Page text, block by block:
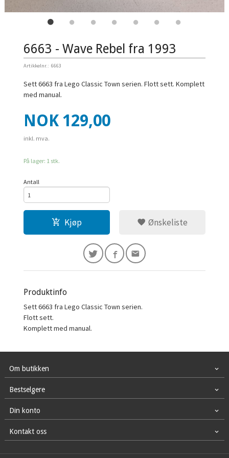
6663 - Wave Rebel fra 1993
Artikkelnr.: 6663
Sett 6663 fra Lego Classic Town serien. Flott sett. Komplett
med manual.
Pris
NOK 129,00
inkl. mva.
På lager: 1 stk.
Antall
Kjøp Ønskeliste
Produktinfo
Sett 6663 fra Lego Classic Town serien.
Flott sett.
Komplett med manual.
Om butikken
Bestselgere
Din konto
Kontakt oss